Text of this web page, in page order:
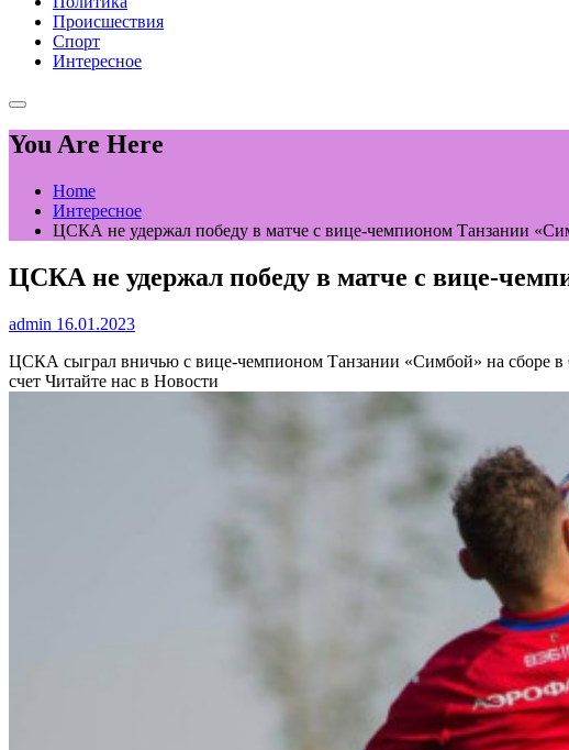
Происшествия
Спорт
Интересное
You Are Here
Home
Интересное
ЦСКА не удержал победу в матче с вице-чемпионом Танзании
ЦСКА не удержал победу в матче с вице-
admin 16.01.2023
ЦСКА сыграл вничью с вице-чемпионом Танзании «Симбой» на сборе
счет Читайте нас в Новости